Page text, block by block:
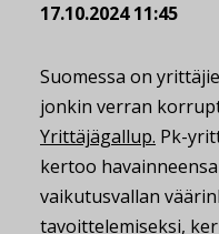
17.10.2024 11:45
Suomessa on
jonkin verran
Yrittäjägallup. Pk-
kertoo
vaikutusvallan
tavoittelemiseksi,